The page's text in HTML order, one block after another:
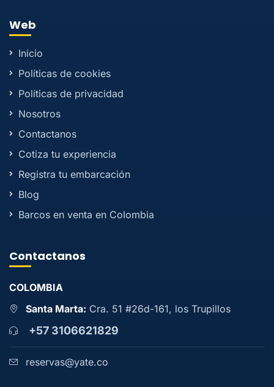
Web
Inicio
Políticas de cookies
Políticas de privacidad
Nosotros
Contactanos
Cotiza tu experiencia
Registra tu embarcación
Blog
Barcos en venta en Colombia
Contactanos
COLOMBIA
Santa Marta: Cra. 51 #26d-161, los Trupillos
+57 3106621829
reservas@yate.co